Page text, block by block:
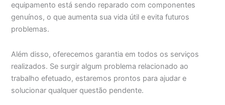
equipamento está sendo reparado com componentes
genuínos, o que aumenta sua vida útil e evita futuros
problemas.
Além disso, oferecemos garantia em todos os serviços
realizados. Se surgir algum problema relacionado ao
trabalho efetuado, estaremos prontos para ajudar e
solucionar qualquer questão pendente.